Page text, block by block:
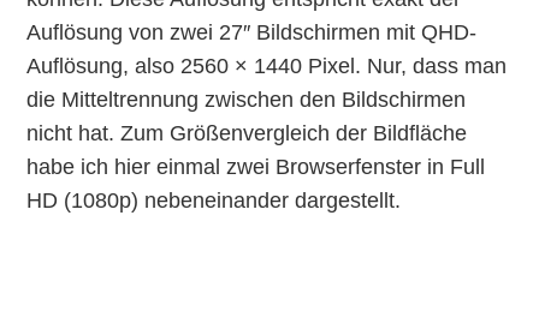
Auflösung von zwei 27″ Bildschirmen mit QHD-
Auflösung, also 2560 × 1440 Pixel. Nur, dass man
die Mitteltrennung zwischen den Bildschirmen
nicht hat. Zum Größenvergleich der Bildfläche
habe ich hier einmal zwei Browserfenster in Full
HD (1080p) nebeneinander dargestellt.